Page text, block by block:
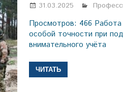
31.03.2025 Марина
Просмотров: 466 Работа
особой точности при
внимательного учёта
ЧИТАТЬ